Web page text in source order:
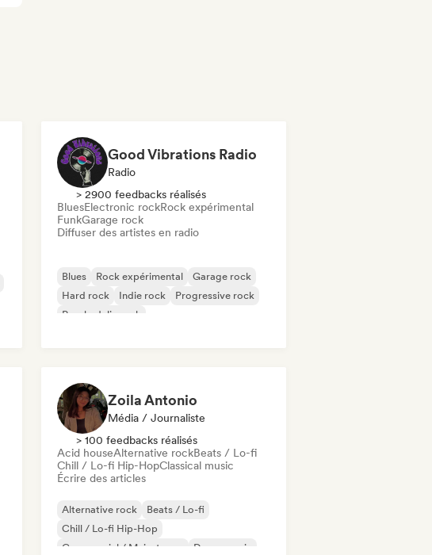
Good Vibrations Radio
Radio
> 2900 feedbacks réalisés
BluesElectronic rockRock expérimental
FunkGarage rock
Diffuser des artistes en radio
Blues Rock expérimental
Garage rock
Hard rock
Indie rock
Progressive rock
Psychedelic rock
Zoila Antonio
Média / Journaliste
> 100 feedbacks réalisés
Acid houseAlternative rockBeats / Lo-fi
Chill / Lo-fi Hip-HopClassical music
Écrire des articles
Alternative rock
Beats / Lo-fi
Chill / Lo-fi Hip-Hop
Commercial / Mainstream
Dance music